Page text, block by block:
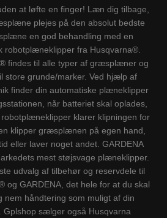
at løfte en finger! Læn dig tilbage,
plejes på den absolut bedste
en god behandling med en
robotplæneklipper fra Husqvarna®.
findes til alle typer af græsplæner og
store grunde/marker. Ved hjælp af
finder din automatiske plæneklipper
når batteriet skal oplades,
klarer klipningen for
klipper græsplænen på egen hand,
eller laver noget andet. GARDENA
mest støjsvage plæneklipper.
udvalg af tilbehør og reservdele til
og GARDENA, det hele for at du skal
nem håndtering som muligt af din
Gplshop sælger også Husqvarna